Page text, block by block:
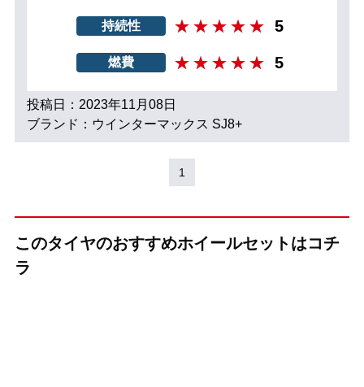
持続性 5
燃費 5
投稿日：2023年11月08日
ブランド：ウインターマックス SJ8+
1
このタイヤのおすすめホイールセットはコチ
ラ